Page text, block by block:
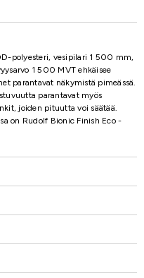
polyesteri, vesipilari 1 500 mm,
1 500 MVT ehkäisee
parantavat näkymistä pimeässä.
parantavat myös
joiden pituutta voi säätää.
on Rudolf Bionic Finish Eco -